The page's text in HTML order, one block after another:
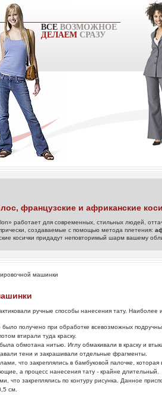
ВСЕ ВОЗМОЖНОЕ
ДЕЛАЕМ СРАЗУ
французские и африканские
работает для современных, стильных людей,
создаваемые с помощью метода плетения:
косички придадут неповторимый шарм вашему
машинки
ручные способы нанесения тату. Наиболее
получено при обработке всевозможных
втирали туда краску.
обмотана нитью. Иглу обмакивали в краску и
тени и закрашивали отдельные фрагменты.
что закреплялись в бамбуковой палочке,
а процесс нанесения тату - крайне длительный.
что закреплялись по контуру рисунка. Данное
см.